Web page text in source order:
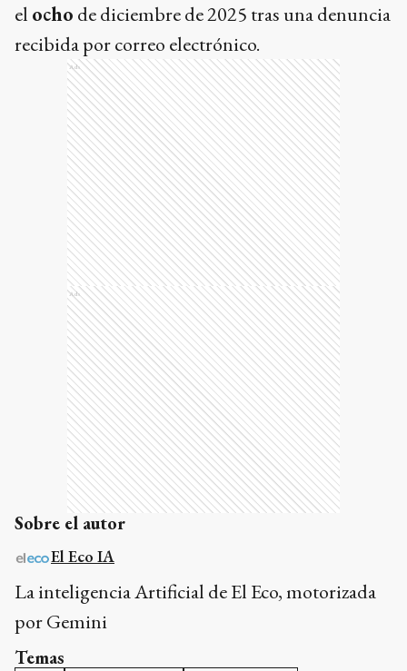
el ocho de diciembre de 2025 tras una denuncia
recibida por correo electrónico.
Ads
Ads
Sobre el autor
El Eco IA
La inteligencia Artificial de El Eco, motorizada
por Gemini
Temas